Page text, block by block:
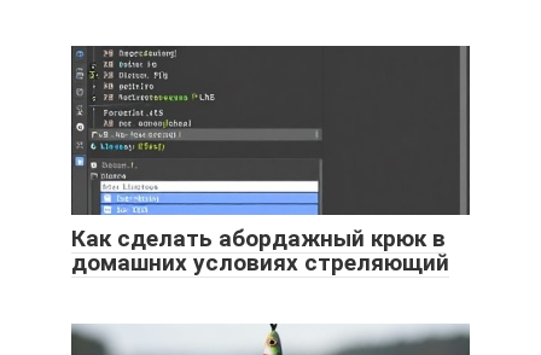
Как сделать абордажный крюк в
домашних условиях стреляющий